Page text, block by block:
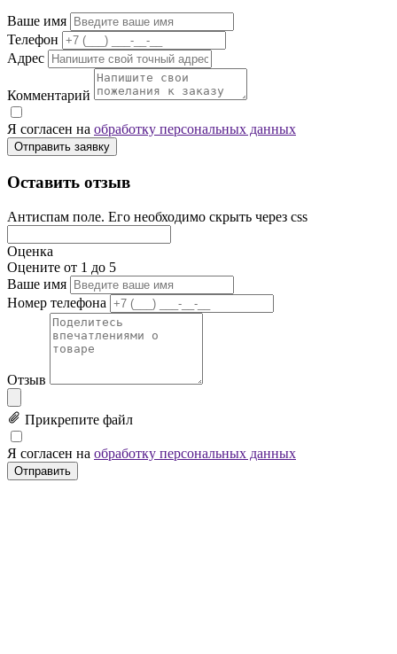
Ваше имя
Телефон
Адрес
Комментарий
Я согласен на обработку персональных данных
Отправить заявку
Оставить отзыв
Антиспам поле. Его необходимо скрыть через css
Оценка
Оцените от 1 до 5
Ваше имя
Номер телефона
Отзыв
Прикрепите файл
Я согласен на обработку персональных данных